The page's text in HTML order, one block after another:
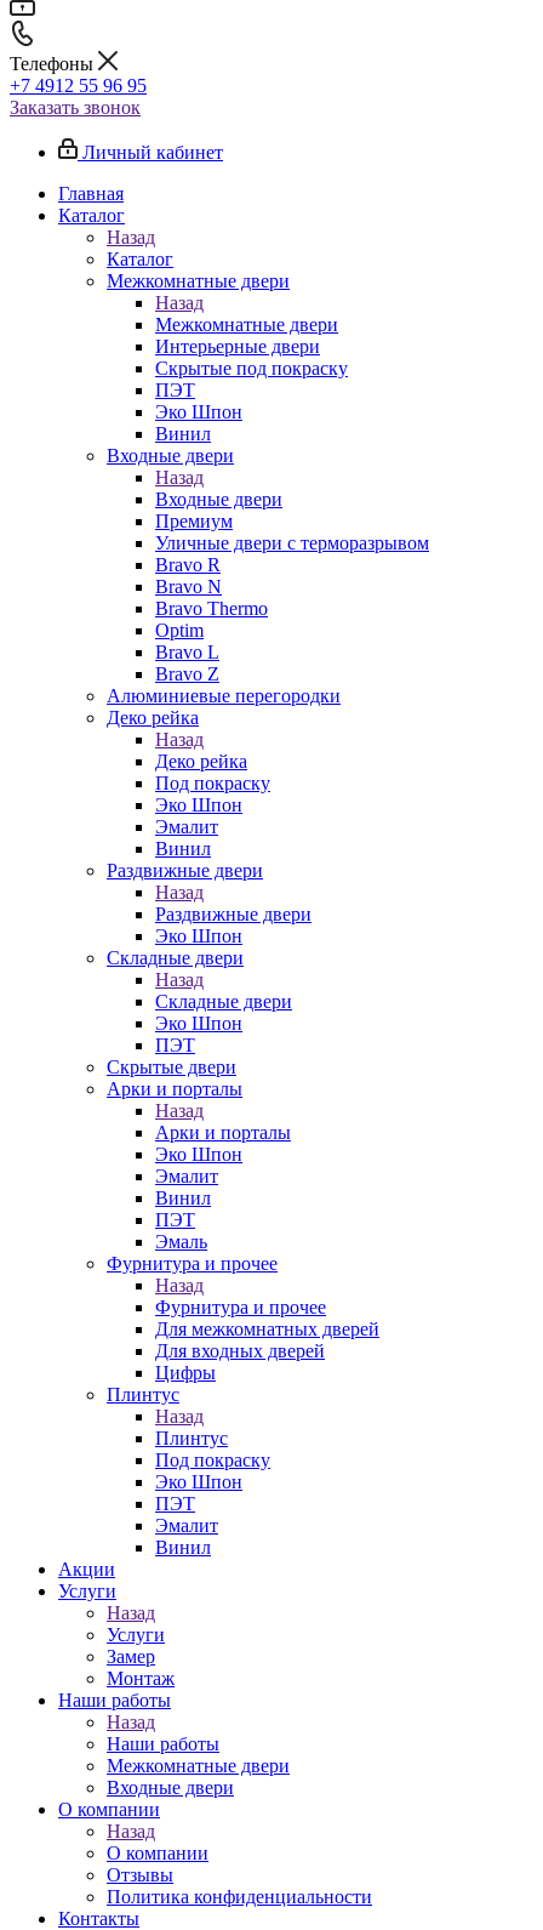
Телефоны
+7 4912 55 96 95
Заказать звонок
Личный кабинет
Главная
Каталог
Назад
Каталог
Межкомнатные двери
Назад
Межкомнатные двери
Интерьерные двери
Скрытые под покраску
ПЭТ
Эко Шпон
Винил
Входные двери
Назад
Входные двери
Премиум
Уличные двери с терморазрывом
Bravo R
Bravo N
Bravo Thermo
Optim
Bravo L
Bravo Z
Алюминиевые перегородки
Деко рейка
Назад
Деко рейка
Под покраску
Эко Шпон
Эмалит
Винил
Раздвижные двери
Назад
Раздвижные двери
Эко Шпон
Складные двери
Назад
Складные двери
Эко Шпон
ПЭТ
Скрытые двери
Арки и порталы
Назад
Арки и порталы
Эко Шпон
Эмалит
Винил
ПЭТ
Эмаль
Фурнитура и прочее
Назад
Фурнитура и прочее
Для межкомнатных дверей
Для входных дверей
Цифры
Плинтус
Назад
Плинтус
Под покраску
Эко Шпон
ПЭТ
Эмалит
Винил
Акции
Услуги
Назад
Услуги
Замер
Монтаж
Наши работы
Назад
Наши работы
Межкомнатные двери
Входные двери
О компании
Назад
О компании
Отзывы
Политика конфиденциальности
Контакты